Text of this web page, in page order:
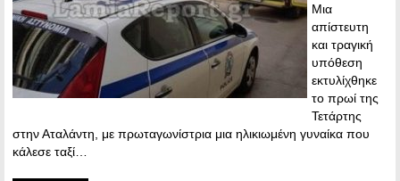
Μια
απίστευτη
και τραγική
υπόθεση
εκτυλίχθηκε
το πρωί της
Τετάρτης
στην Αταλάντη, με πρωταγωνίστρια μια ηλικιωμένη γυναίκα που
κάλεσε ταξί…